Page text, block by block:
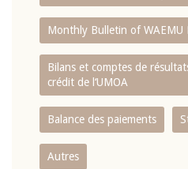
Monthly Bulletin of WAEMU
Bilans et comptes de
crédit de l‘UMOA
Balance des paiements
Autres